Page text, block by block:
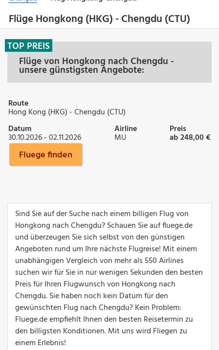
Flüge Hongkong (HKG) - Chengdu (CTU)
Flüge von Hongkong nach Chengdu -
unsere günstigsten Angebote:
TOP PREIS
Route
Hong Kong (HKG) - Chengdu (CTU)
Datum
30.10.2026 - 02.11.2026
Airline
MU
Preis
ab 248,00 €
Fluege finden
Sind Sie auf der Suche nach einem billigen Flug von
Hongkong nach Chengdu? Schauen Sie auf fluege.de
und überzeugen Sie sich selbst von den günstigen
Angeboten rund um Ihre nächste Flugreise! Mit einem
unabhängigen Vergleich von mehr als 550 Airlines
suchen wir für Sie in nur wenigen Sekunden den besten
Preis für Ihren Flugwunsch von Hongkong nach
Chengdu. Sie haben noch kein Datum für den
gewünschten Flug nach Chengdu? Kein Problem:
Fluege.de empfiehlt Ihnen den besten Reisetermin zu
den billigsten Konditionen. Mit uns wird Fliegen zu
einem Erlebnis!